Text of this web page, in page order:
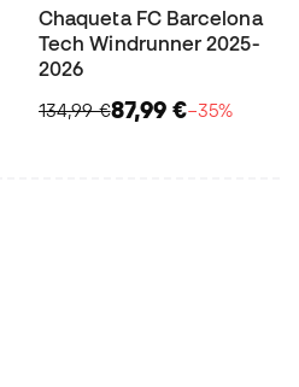
Chaqueta FC Barcelona
Tech Windrunner 2025-
2026
134,99 €87,99 €−35%